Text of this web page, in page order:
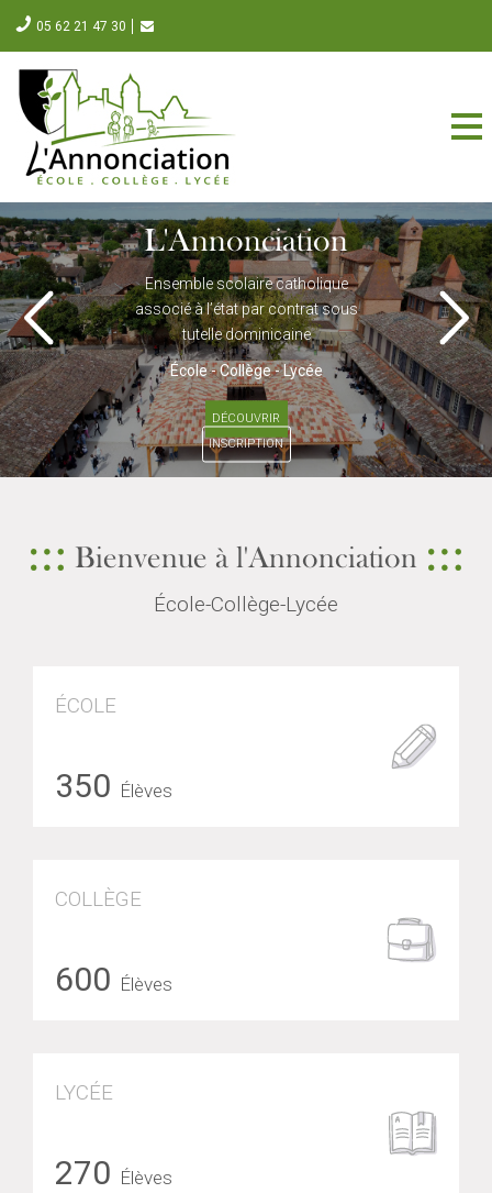
05 62 21 47 30
L'Annonciation
Ensemble scolaire catholique
associé à l’état par contrat sous
tutelle dominicaine
École - Collège - Lycée
DÉCOUVRIR
INSCRIPTION
Previous Next
Bienvenue à l'Annonciation
École-Collège-Lycée
ÉCOLE
350 Élèves
COLLÈGE
600 Élèves
LYCÉE
270 Élèves